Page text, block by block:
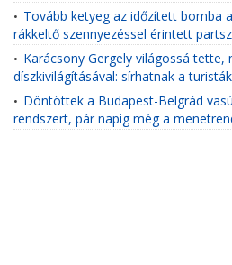
• Tovább ketyeg az időzített bomba
rákkeltő szennyezéssel érintett
• Karácsony Gergely világossá tette,
díszkivilágításával: sírhatnak a turisták
• Döntöttek a Budapest-Belgrád
rendszert, pár napig még a